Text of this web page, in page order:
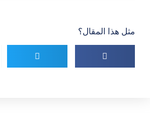
مثل هذا المقال؟